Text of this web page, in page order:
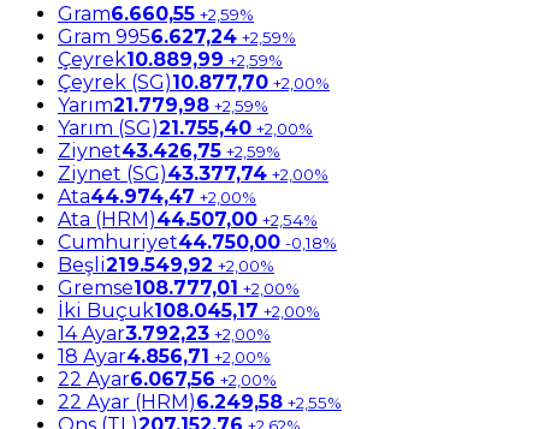
Gram6.660,55 +2,59%
Gram 9956.627,24 +2,59%
Çeyrek10.889,99 +2,59%
Çeyrek (SG)10.877,70 +2,00%
Yarım21.779,98 +2,59%
Yarım (SG)21.755,40 +2,00%
Ziynet43.426,75 +2,59%
Ziynet (SG)43.377,74 +2,00%
Ata44.974,47 +2,00%
Ata (HRM)44.507,00 +2,54%
Cumhuriyet44.750,00 -0,18%
Beşli219.549,92 +2,00%
Gremse108.777,01 +2,00%
İki Buçuk108.045,17 +2,00%
14 Ayar3.792,23 +2,00%
18 Ayar4.856,71 +2,00%
22 Ayar6.067,56 +2,00%
22 Ayar (HRM)6.249,58 +2,55%
Ons (TL)207.152,76 +2,62%